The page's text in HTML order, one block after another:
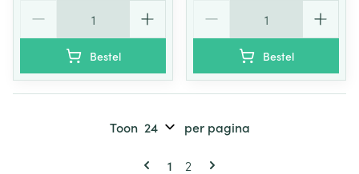
Bestel Bestel
Pagina's
U lees momenteel pagina
1 Pagina
2
Toon per pagina